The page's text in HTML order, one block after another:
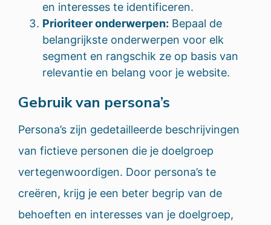
en interesses te identificeren.
Prioriteer onderwerpen: Bepaal de
belangrijkste onderwerpen voor elk
segment en rangschik ze op basis van
relevantie en belang voor je website.
Gebruik van persona’s
Persona’s zijn gedetailleerde beschrijvingen
van fictieve personen die je doelgroep
vertegenwoordigen. Door persona’s te
creëren, krijg je een beter begrip van de
behoeften en interesses van je doelgroep,